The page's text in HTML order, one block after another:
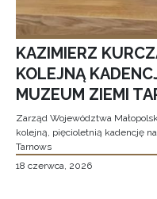
KAZIMIERZ
KOLEJNĄ
MUZEUM ZIEMI
Zarząd Województwa
kolejną, pięcioletnią kadencję
Tarnows
18 czerwca, 2026